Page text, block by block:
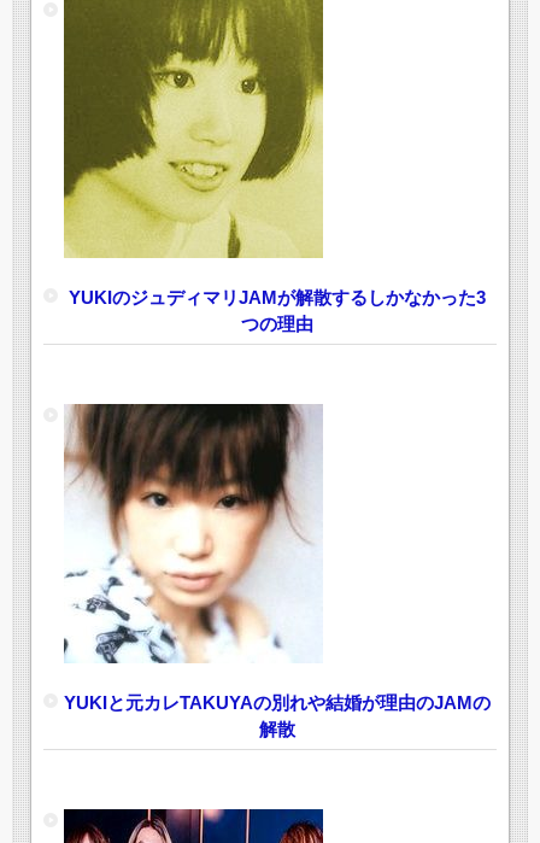
YUKIのジュディマリJAMが解散するしかなかった3
つの理由
YUKIと元カレTAKUYAの別れや結婚が理由のJAMの
解散